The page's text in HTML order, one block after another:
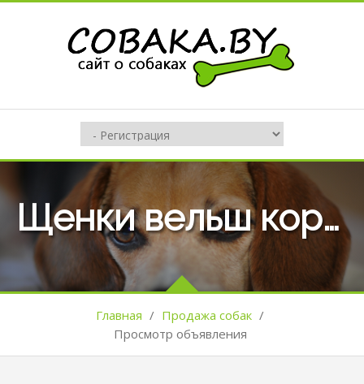
Щенки вельш корги кардиган
Главная / Продажа собак /
Просмотр объявления